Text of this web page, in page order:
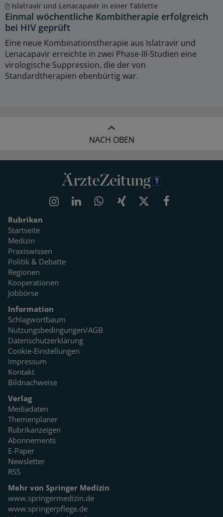
Islatravir und Lenacapavir in einer Tablette
Einmal wöchentliche Kombitherapie erfolgreich
bei HIV geprüft
Eine neue Kombinationstherapie aus Islatravir und
Lenacapavir erreichte in zwei Phase-III-Studien eine
virologische Suppression, die der von
Standardtherapien ebenbürtig war.
NACH OBEN
Rubriken
Startseite
Medizin
Praxiswissen
Politik & Debatte
Regionen
Kooperationen
Jobbörse
Information
Schlagwortbaum
Nutzungsbedingungen/AGB
Datenschutzerklärung
Cookie-Einstellungen
Impressum
Kontakt
Bildnachweise
Verlag
Mediadaten
Themenplaner
Rubrikanzeigen
Abonnements
E-Paper
Newsletter
RSS
Mehr von Springer Medizin
www.springermedizin.de
www.springerpflege.de